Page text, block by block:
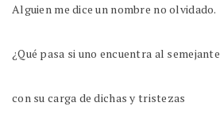
Alguien me dice un nombre no olvidado.
¿Qué pasa si uno encuentra al semejante
con su carga de dichas y tristezas